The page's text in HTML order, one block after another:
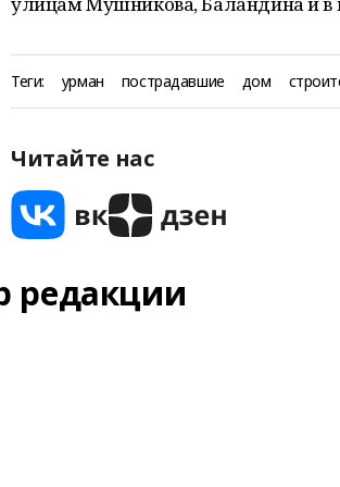
Теги: урман пострадавшие дом
Читайте нас
редакции